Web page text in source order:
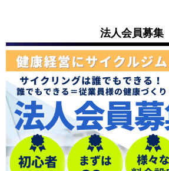
法人会員募集